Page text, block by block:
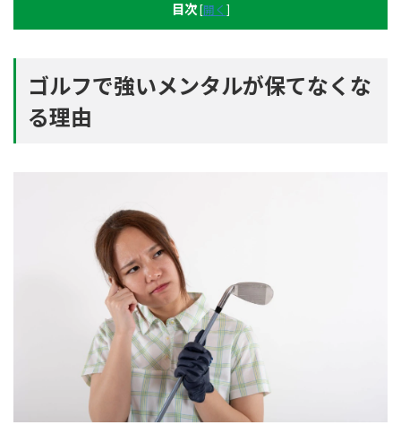
目次 [開く ]
ゴルフで強いメンタルが保てなくな
る理由